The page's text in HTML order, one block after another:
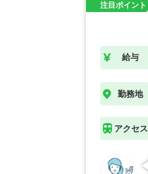
注目ポイント
給与
勤務地
アクセス